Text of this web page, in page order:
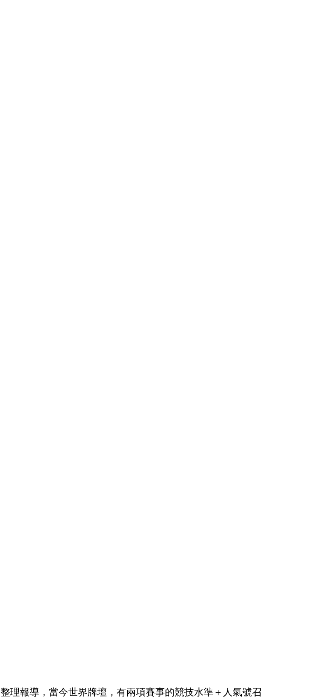
整理報導，當今世界牌壇，有兩項賽事的競技水準＋人氣號召